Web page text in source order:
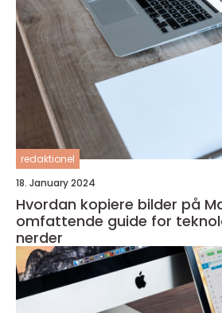
redaktionel
18. January 2024
Hvordan kopiere bilder på
omfattende guide for
nerder